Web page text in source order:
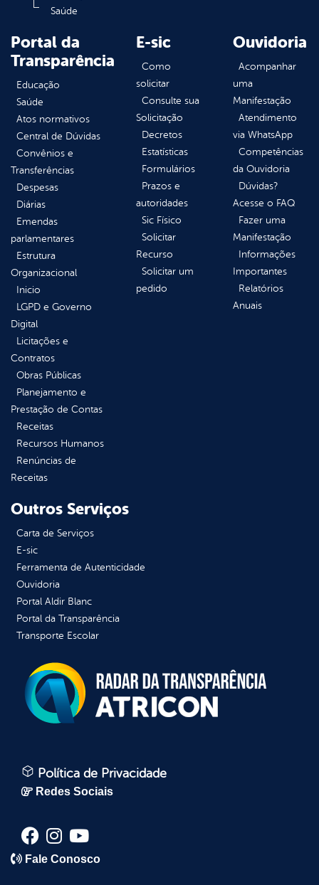
Saúde
Portal da
Transparência
Educação
Saúde
Atos normativos
Central de Dúvidas
Convênios e
Transferências
Despesas
Diárias
Emendas
parlamentares
Estrutura
Organizacional
Inicio
LGPD e Governo
Digital
Licitações e
Contratos
Obras Públicas
Planejamento e
Prestação de Contas
Receitas
Recursos Humanos
Renúncias de
Receitas
E-sic
Como
solicitar
Consulte sua
Solicitação
Decretos
Estatísticas
Formulários
Prazos e
autoridades
Sic Físico
Solicitar
Recurso
Solicitar um
pedido
Ouvidoria
Acompanhar
uma
Manifestação
Atendimento
via WhatsApp
Competências
da Ouvidoria
Dúvidas?
Acesse o FAQ
Fazer uma
Manifestação
Informações
Importantes
Relatórios
Anuais
Outros Serviços
Carta de Serviços
E-sic
Ferramenta de Autenticidade
Ouvidoria
Portal Aldir Blanc
Portal da Transparência
Transporte Escolar
Política de Privacidade
Redes Sociais
Fale Conosco